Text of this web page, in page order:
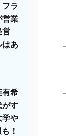
フラ
営業
営
はあ
有希
がす
学や
！